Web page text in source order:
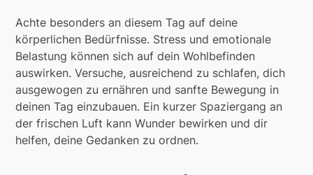
Achte besonders an diesem Tag auf deine
körperlichen Bedürfnisse. Stress und emotionale
Belastung können sich auf dein Wohlbefinden
auswirken. Versuche, ausreichend zu schlafen, dich
ausgewogen zu ernähren und sanfte Bewegung in
deinen Tag einzubauen. Ein kurzer Spaziergang an
der frischen Luft kann Wunder bewirken und dir
helfen, deine Gedanken zu ordnen.